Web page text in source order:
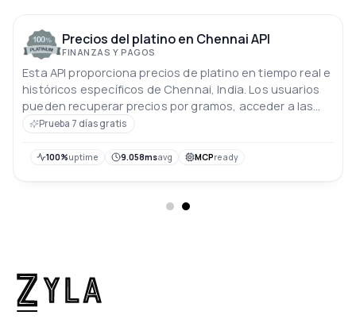
Precios del platino en Chennai API
FINANZAS Y PAGOS
Esta API proporciona precios de platino en tiempo real e
históricos específicos de Chennai, India. Los usuarios
pueden recuperar precios por gramos, acceder a las
tarifas del día actual y del día anterior, y analizar las
precios están en rupias indias.
Prueba 7 días gratis
100%uptime 9.058msavg MCPready